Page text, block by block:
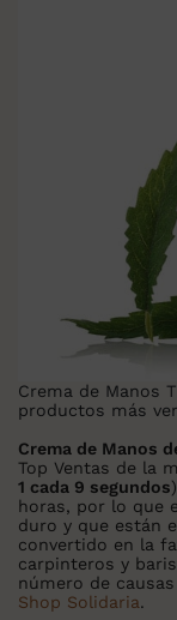
Crema de Manos
productos más
Crema de Manos
Top Ventas de la
1 cada 9 segundos
horas, por lo que
duro y que están
convertido en la
carpinteros y
número de
Shop Solidaria.